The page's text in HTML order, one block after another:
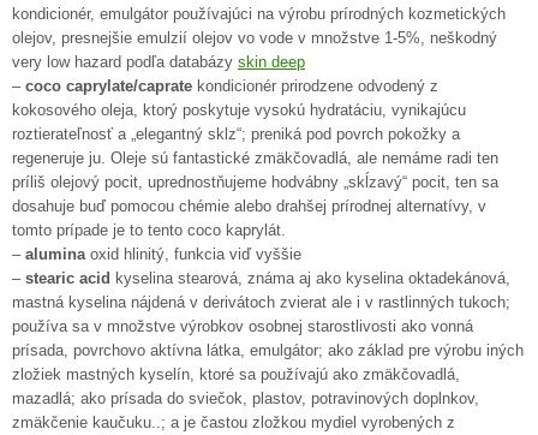
kondicionér, emulgátor používajúci na výrobu prírodných kozmetických
olejov, presnejšie emulzií olejov vo vode v množstve 1-5%, neškodný
very low hazard podľa databázy skin deep
– coco caprylate/caprate kondicionér prirodzene odvodený z
kokosového oleja, ktorý poskytuje vysokú hydratáciu, vynikajúcu
roztierateľnosť a „elegantný sklz“; preniká pod povrch pokožky a
regeneruje ju. Oleje sú fantastické zmäkčovadlá, ale nemáme radi ten
príliš olejový pocit, uprednostňujeme hodvábny „skĺzavý“ pocit, ten sa
dosahuje buď pomocou chémie alebo drahšej prírodnej alternatívy, v
tomto prípade je to tento coco kaprylát.
– alumina oxid hlinitý, funkcia viď vyššie
– stearic acid kyselina stearová, známa aj ako kyselina oktadekánová,
mastná kyselina nájdená v derivátoch zvierat ale i v rastlinných tukoch;
používa sa v množstve výrobkov osobnej starostlivosti ako vonná
prísada, povrchovo aktívna látka, emulgátor; ako základ pre výrobu iných
zložiek mastných kyselín, ktoré sa používajú ako zmäkčovadlá,
mazadlá; ako prísada do sviečok, plastov, potravinových doplnkov,
zmäkčenie kaučuku..; a je častou zložkou mydiel vyrobených z